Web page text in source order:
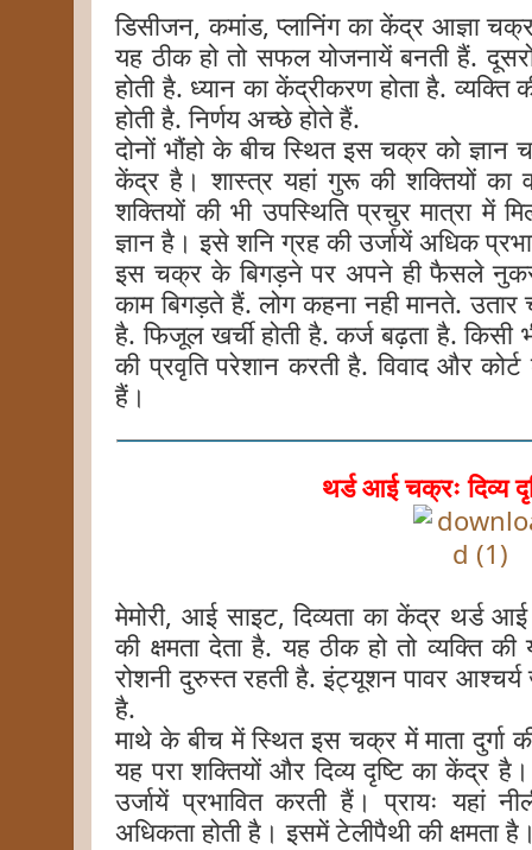
डिसीजन, कमांड, प्लानिंग का केंद्र आज्ञा
यह ठीक हो तो सफल योजनायें बनती हैं.
होती है. ध्यान का केंद्रीकरण होता है.
होती है. निर्णय अच्छे होते हैं.
दोनों भौंहो के बीच स्थित इस चक्र को
केंद्र है। शास्त्र यहां गुरू की शक्तियों का
शक्तियों की भी उपस्थिति प्रचुर मात्रा में
ज्ञान है। इसे शनि ग्रह की उर्जायें अधिक
इस चक्र के बिगड़ने पर अपने ही फैसले
काम बिगड़ते हैं. लोग कहना नही मानते.
है. फिजूल खर्ची होती है. कर्ज बढ़ता है. किसी
की प्रवृति परेशान करती है. विवाद और कोर्ट
हैं।
थर्ड आई चक्रः दिव्य
मेमोरी, आई साइट, दिव्यता का केंद्र थर्ड
की क्षमता देता है. यह ठीक हो तो व्यक्ति
रोशनी दुरुस्त रहती है. इंट्यूशन पावर
है.
माथे के बीच में स्थित इस चक्र में माता दुर्गा
यह परा शक्तियों और दिव्य दृष्टि का केंद्र
उर्जायें प्रभावित करती हैं। प्रायः यहां
अधिकता होती है। इसमें टेलीपैथी की क्षमता